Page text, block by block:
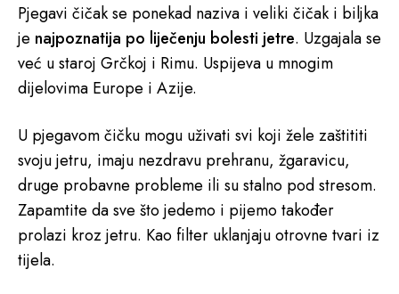
Pjegavi čičak se ponekad naziva i veliki čičak i biljka
je najpoznatija po liječenju bolesti jetre. Uzgajala se
već u staroj Grčkoj i Rimu. Uspijeva u mnogim
dijelovima Europe i Azije.
U pjegavom čičku mogu uživati ​​svi koji žele zaštititi
svoju jetru, imaju nezdravu prehranu, žgaravicu,
druge probavne probleme ili su stalno pod stresom.
Zapamtite da sve što jedemo i pijemo također
prolazi kroz jetru. Kao filter uklanjaju otrovne tvari iz
tijela.